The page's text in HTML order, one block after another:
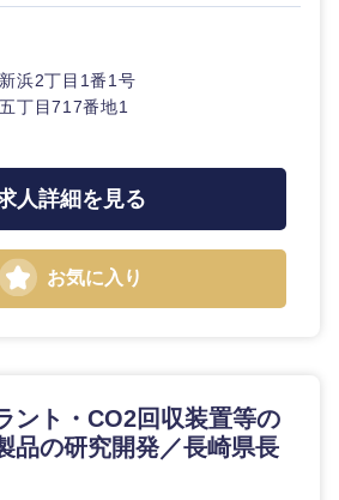
浜2丁目1番1号
丁目717番地1
人詳細を見る
お気に入り
ント・CO2回収装置等の
品の研究開発／長崎県長